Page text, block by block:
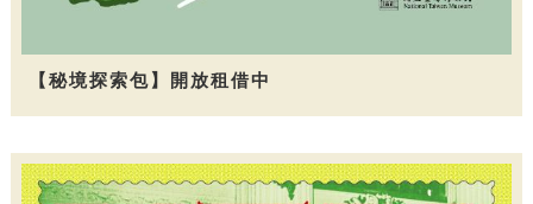
【秘境探索包】開放租借中